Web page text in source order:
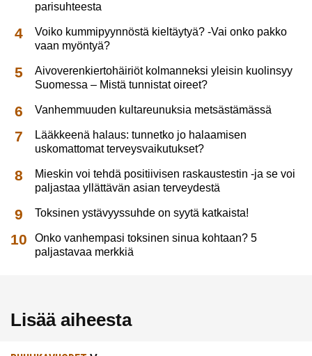
parisuhteesta
Voiko kummipyynnöstä kieltäytyä? -Vai onko pakko
vaan myöntyä?
Aivoverenkiertohäiriöt kolmanneksi yleisin kuolinsyy
Suomessa – Mistä tunnistat oireet?
Vanhemmuuden kultareunuksia metsästämässä
Lääkkeenä halaus: tunnetko jo halaamisen
uskomattomat terveysvaikutukset?
Mieskin voi tehdä positiivisen raskaustestin -ja se voi
paljastaa yllättävän asian terveydestä
Toksinen ystävyyssuhde on syytä katkaista!
Onko vanhempasi toksinen sinua kohtaan? 5
paljastavaa merkkiä
Lisää aiheesta